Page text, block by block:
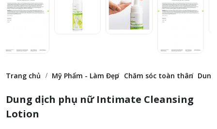
Trang chủ Mỹ Phẩm - Làm Đẹp Chăm sóc toàn thân
Dung dịch phụ nữ Intimate Cleansing
Lotion